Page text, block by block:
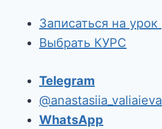
Записаться на урок
Выбрать КУРС
Telegram
@anastasiia_valiaieva
WhatsApp